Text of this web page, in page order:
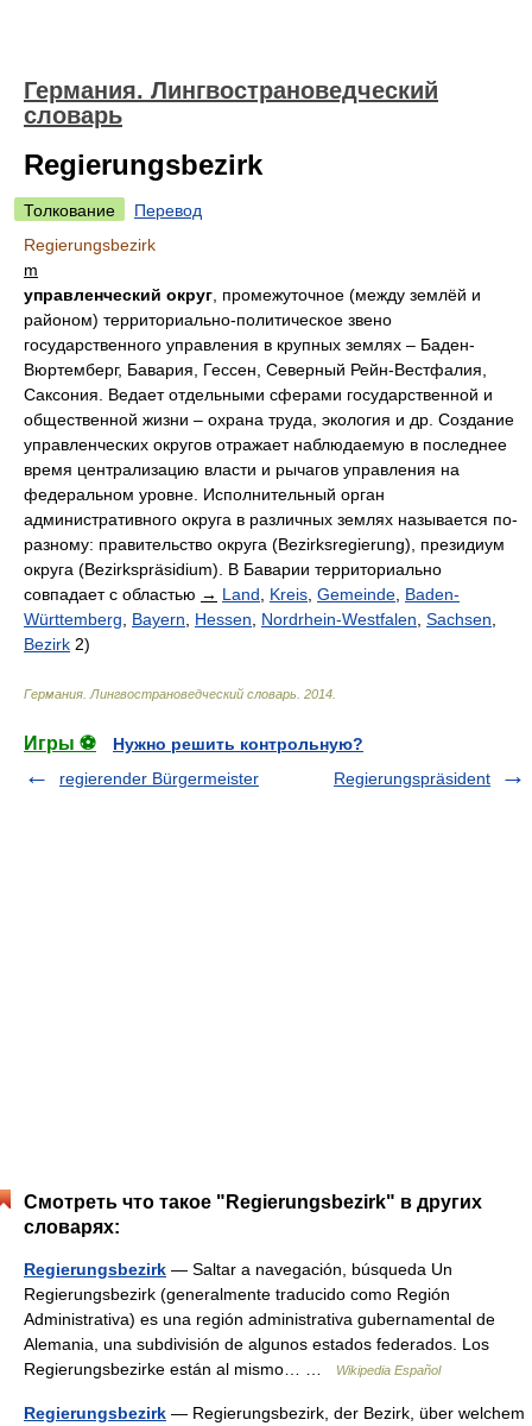
Германия. Лингвострановедческий
словарь
Regierungsbezirk
Толкование
Перевод
Regierungsbezirk
m
управленческий округ , промежуточное (между землёй и
районом) территориально-политическое звено
государственного управления в крупных землях – Баден-
Вюртемберг, Бавария, Гессен, Северный Рейн-Вестфалия,
Саксония. Ведает отдельными сферами государственной и
общественной жизни – охрана труда, экология и др. Создание
управленческих округов отражает наблюдаемую в последнее
время централизацию власти и рычагов управления на
федеральном уровне. Исполнительный орган
административного округа в различных землях называется по-
разному: правительство округа (Bezirksregierung), президиум
округа (Bezirkspräsidium). В Баварии территориально
совпадает с областью → Land Kreis Gemeinde Baden-
Württemberg
Bayern Hessen Nordrhein-Westfalen Sachsen
Bezirk 2)
Германия. Лингвострановедческий словарь 2014
Игры ⚽
Нужно решить контрольную?
regierender Bürgermeister
Regierungspräsident
Смотреть что такое "Regierungsbezirk" в других
словарях:
Regierungsbezirk — Saltar a navegación, búsqueda Un
Regierungsbezirk (generalmente traducido como Región
Administrativa) es una región administrativa gubernamental de
Alemania, una subdivisión de algunos estados federados. Los
Regierungsbezirke están al mismo… …
Wikipedia Español
Regierungsbezirk — Regierungsbezirk, der Bezirk, über welchem